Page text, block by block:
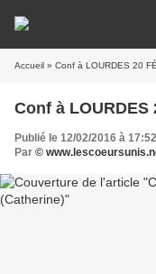
Accueil » Conf à LOURDES 20
Conf à LOURDES
Publié le 12/02/2016 à 17:52
Par ©